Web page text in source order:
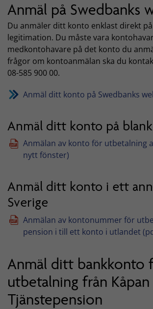
Anmäl på Swedbanks
Du anmäler ditt konto enklast direkt
legitimation. Du måste vara
medkontohavare på det konto du
frågor om kontoanmälan ska du
08-585 900 00.
Anmäl ditt konto på Swedbanks
Anmäl ditt konto på
Anmälan av konto för utbetalning
nytt fönster)
Anmäl ditt konto i ett
Sverige
Anmälan av kontonummer för
pension i till ett konto i utlandet
Anmäl ditt bankkonto
utbetalning från Kåpan
Tjänstepension